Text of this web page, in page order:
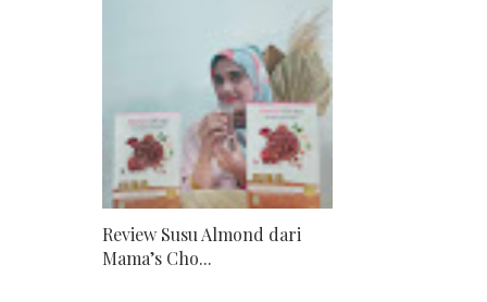
Review Susu Almond dari
Mama’s Cho...